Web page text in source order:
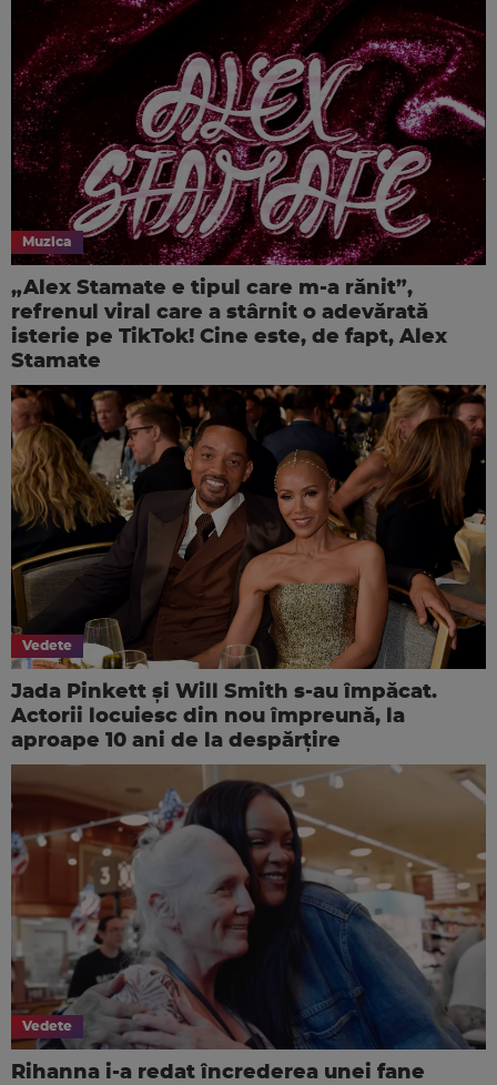
Muzica
„Alex Stamate e tipul care m-a rănit”,
refrenul viral care a stârnit o adevărată
isterie pe TikTok! Cine este, de fapt, Alex
Stamate
Vedete
Jada Pinkett și Will Smith s-au împăcat.
Actorii locuiesc din nou împreună, la
aproape 10 ani de la despărțire
Vedete
Rihanna i-a redat încrederea unei fane